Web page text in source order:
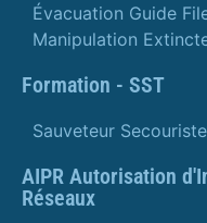
Évacuation Guide
Manipulation
Formation - SST
Sauveteur
AIPR Autorisation
Réseaux